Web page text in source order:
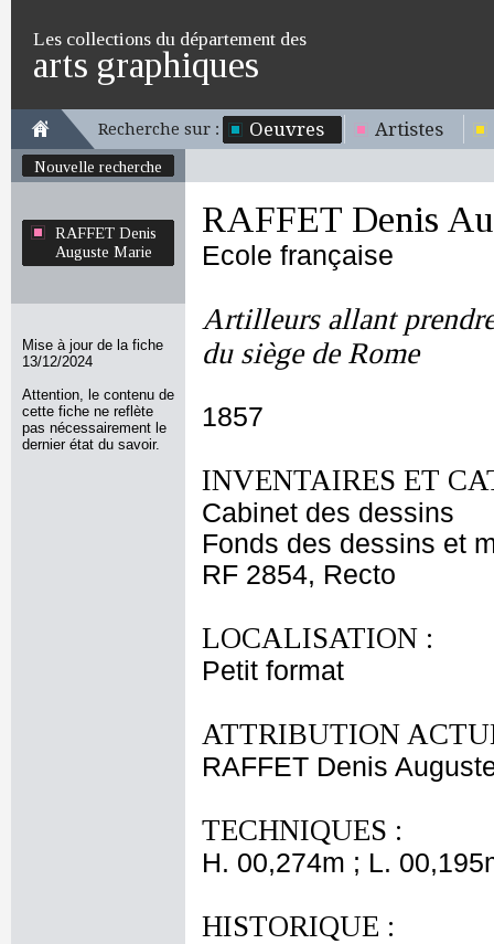
Les collections du département des
arts graphiques
Recherche sur : Oeuvres Artistes
Nouvelle recherche
RAFFET Denis
Auguste Marie
Mise à jour de la fiche
13/12/2024
Attention, le contenu de
cette fiche ne reflète
pas nécessairement le
dernier état du savoir.
RAFFET Denis
Ecole française
Artilleurs allant
du siège de Rome
1857
INVENTAIRES ET
Cabinet des dessins
Fonds des dessins et
RF 2854, Recto
LOCALISATION :
Petit format
ATTRIBUTION
RAFFET Denis
TECHNIQUES :
H. 00,274m ; L.
HISTORIQUE :